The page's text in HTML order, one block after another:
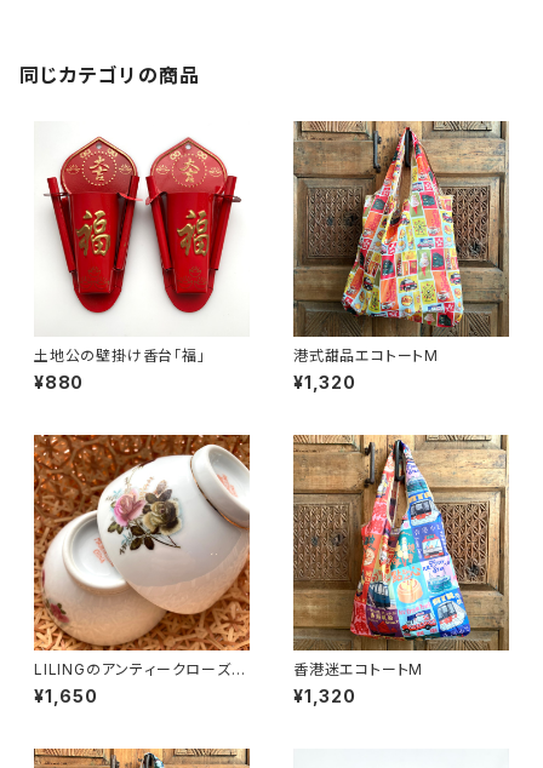
同じカテゴリの商品
土地公の壁掛け香台「福」
¥880
港式甜品エコトートM
¥1,320
LILINGのアンティークローズ飯
碗〜70年代醴陵窯
¥1,650
香港迷エコトートM
¥1,320